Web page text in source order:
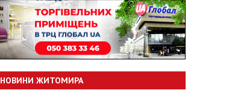
НОВИНИ ЖИТОМИРА